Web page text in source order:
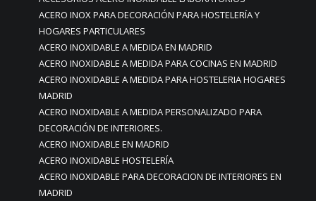
ACERO INOX PARA DECORACIÓN PARA HOSTELERÍA Y
HOGARES PARTICULARES
ACERO INOXIDABLE A MEDIDA EN MADRID
ACERO INOXIDABLE A MEDIDA PARA COCINAS EN MADRID
ACERO INOXIDABLE A MEDIDA PARA HOSTELERIA HOGARES
MADRID
ACERO INOXIDABLE A MEDIDA PERSONALIZADO PARA
DECORACIÓN DE INTERIORES.
ACERO INOXIDABLE EN MADRID
ACERO INOXIDABLE HOSTELERÍA
ACERO INOXIDABLE PARA DECORACION DE INTERIORES EN
MADRID